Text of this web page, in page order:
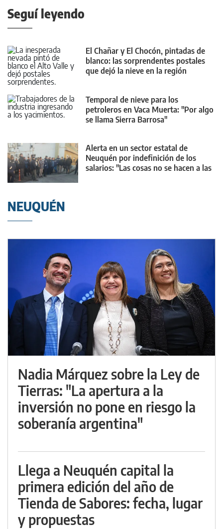
Seguí leyendo
El Chañar y El Chocón, pintadas de
blanco: las sorprendentes postales
que dejó la nieve en la región
Temporal de nieve para los
petroleros en Vaca Muerta: "Por algo
se llama Sierra Barrosa"
Alerta en un sector estatal de
Neuquén por indefinición de los
salarios: "Las cosas no se hacen a las
NEUQUÉN
Nadia Márquez sobre la Ley de
Tierras: "La apertura a la
inversión no pone en riesgo la
soberanía argentina"
Llega a Neuquén capital la
primera edición del año de
Tienda de Sabores: fecha, lugar
y propuestas